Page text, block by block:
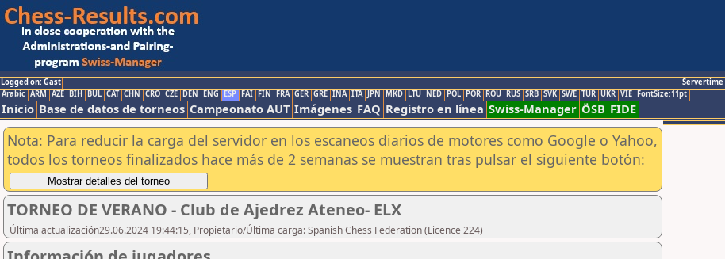
Logged on: Gast
Servertime
Arabic ARM AZE BIH BUL CAT CHN CRO CZE DEN ENG ESP FAI FIN FRA GER GRE INA ITA JPN MKD LTU NED POL POR ROU RUS SRB SVK SWE TUR UKR VIE FontSize:11pt
Inicio Base de datos de torneos Campeonato AUT Imágenes FAQ Registro en línea Swiss-Manager ÖSB FIDE
Nota: Para reducir la carga del servidor en los escaneos diarios de motores como Google o Yahoo,
todos los torneos finalizados hace más de 2 semanas se muestran tras pulsar el siguiente botón:
TORNEO DE VERANO - Club de Ajedrez Ateneo- ELX
Última actualización29.06.2024 19:44:15, Propietario/Última carga: Spanish Chess Federation (Licence 224)